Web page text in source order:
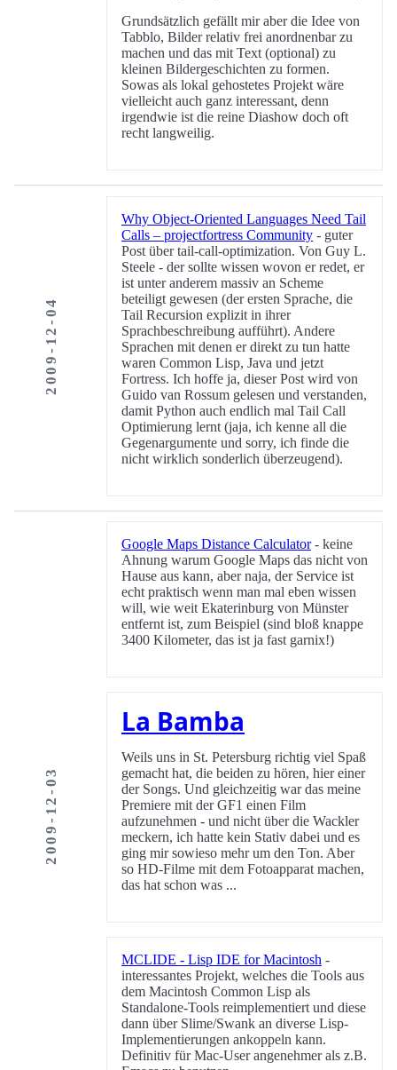
Grundsätzlich gefällt mir aber die Idee von
Tabblo, Bilder relativ frei anordnenbar zu
machen und das mit Text (optional) zu
kleinen Bildergeschichten zu formen.
Sowas als lokal gehostetes Projekt wäre
vielleicht auch ganz interessant, denn
irgendwie ist die reine Diashow doch oft
recht langweilig.
2009-12-04
Why Object-Oriented Languages Need Tail
Calls – projectfortress Community - guter
Post über tail-call-optimization. Von Guy L.
Steele - der sollte wissen wovon er redet, er
ist unter anderem massiv an Scheme
beteiligt gewesen (der ersten Sprache, die
Tail Recursion explizit in ihrer
Sprachbeschreibung aufführt). Andere
Sprachen mit denen er direkt zu tun hatte
waren Common Lisp, Java und jetzt
Fortress. Ich hoffe ja, dieser Post wird von
Guido van Rossum gelesen und verstanden,
damit Python auch endlich mal Tail Call
Optimierung lernt (jaja, ich kenne all die
Gegenargumente und sorry, ich finde die
nicht wirklich sonderlich überzeugend).
2009-12-03
Google Maps Distance Calculator- keine
Ahnung warum Google Maps das nicht von
Hause aus kann, aber naja, der Service ist
echt praktisch wenn man mal eben wissen
will, wie weit Ekaterinburg von Münster
entfernt ist, zum Beispiel (sind bloß knappe
3400 Kilometer, das ist ja fast garnix!)
La Bamba
Weils uns in St. Petersburg richtig viel Spaß
gemacht hat, die beiden zu hören, hier einer
der Songs. Und gleichzeitig war das meine
Premiere mit der GF1 einen Film
aufzunehmen - und nicht über die Wackler
meckern, ich hatte kein Stativ dabei und es
ging mir sowieso mehr um den Ton. Aber
so HD-Filme mit dem Fotoapparat machen,
das hat schon was ...
MCLIDE - Lisp IDE for Macintosh -
interessantes Projekt, welches die Tools aus
dem Macintosh Common Lisp als
Standalone-Tools reimplementiert und diese
dann über Slime/Swank an diverse Lisp-
Implementierungen ankoppeln kann.
Definitiv für Mac-User angenehmer als z.B.